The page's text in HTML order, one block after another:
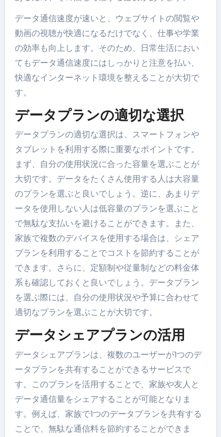
データ通信速度が速いと、ウェブサイトの閲覧や
動画の視聴が快適になるだけでなく、仕事や学業
の効率も向上します。そのため、日常生活におい
てもデータ通信速度にはしっかりと注意を払い、
快適なインターネット環境を整えることが大切で
す。
データプランの適切な選択
データプランの適切な選択は、スマートフォンや
タブレットを利用する際に重要なポイントです。
まず、自分の使用状況に合った容量を選ぶことが
大切です。データをたくさん使用する人は大容量
のプランを選ぶと良いでしょう。逆に、あまりデ
ータを使用しない人は低容量のプランを選ぶこと
で無駄な支払いを避けることができます。また、
家族で複数のデバイスを使用する場合は、シェア
プランを利用することでコストを節約することが
できます。さらに、定額制や従量制などの料金体
系も確認しておくと良いでしょう。データプラン
を選ぶ際には、自分の使用状況や予算に合わせて
適切なプランを選ぶことが大切です。
データシェアプランの活用
データシェアプランは、複数のユーザーが1つのデ
ータプランを共有することができるサービスで
す。このプランを活用することで、家族や友人と
データ通信量をシェアすることが可能となりま
す。例えば、家族で1つのデータプランを共有する
ことで、無駄な通信料を節約することができま